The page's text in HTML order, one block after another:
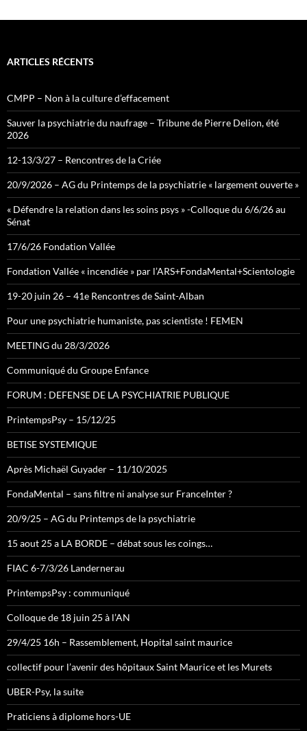
ARTICLES RÉCENTS
CMPP – Non à la culture d’effacement
Sauver la psychiatrie du naufrage – Tribune de Pierre Delion, été
2026
12-13/3/27 – Rencontres de la Criée
20/9/2026 – AG du Printemps de la psychiatrie « largement ouverte »
« Défendre la relation dans les soins psys » -Colloque du 6/6/26 au
Sénat
17/6/26 Fondation Vallée
Fondation Vallée « incendiée » par l’ARS+FondaMental+Scientologie
19-20 juin 26 – 41e Rencontres de Saint-Alban
Pour une psychiatrie humaniste, pas scientiste ! FEMEN
MEETING du 28/3/2026
Communiqué du Groupe Enfance
FORUM : DEFENSE DE LA PSYCHIATRIE PUBLIQUE
PrintempsPsy – 15/12/25
BETISE SYSTEMIQUE
Après Michaël Guyader – 11/10/2025
FondaMental – sans filtre ni analyse sur FranceInter ?
20/9/25 – AG du Printemps de la psychiatrie
15 aout 25 a LA BORDE – débat sous les coings…
FIAC 6-7/3/26 Landernerau
PrintempsPsy : communiqué
Colloque de 18 juin 25 à l’AN
29/4/25 16h – Rassemblement, Hopital saint maurice
collectif pour l’avenir des hôpitaux Saint Maurice et les Murets
UBER-Psy, la suite
Praticiens à diplome hors-UE